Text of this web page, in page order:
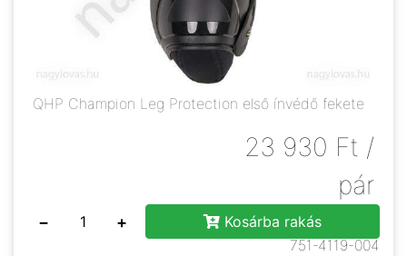
QHP Champion Leg Protection első ínvédő fekete
23 930 Ft /
pár
− +
Kosárba rakás
751-4119-004